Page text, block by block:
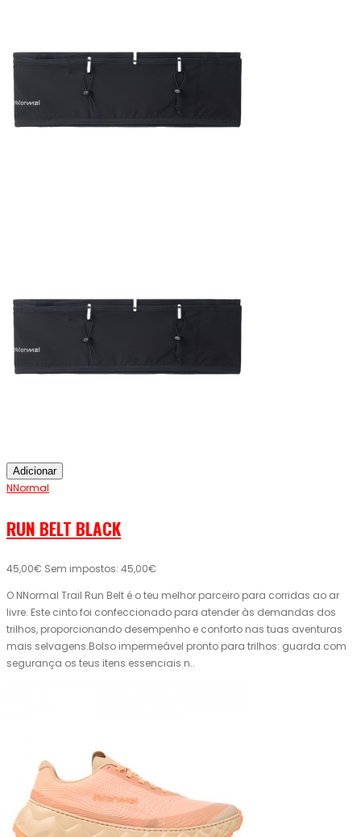
Adicionar
NNormal
RUN BELT BLACK
45,00€ Sem impostos: 45,00€
O NNormal Trail Run Belt é o teu melhor parceiro para corridas ao ar
livre. Este cinto foi confeccionado para atender às demandas dos
trilhos, proporcionando desempenho e conforto nas tuas aventuras
mais selvagens.Bolso impermeável pronto para trilhos: guarda com
segurança os teus itens essenciais n..